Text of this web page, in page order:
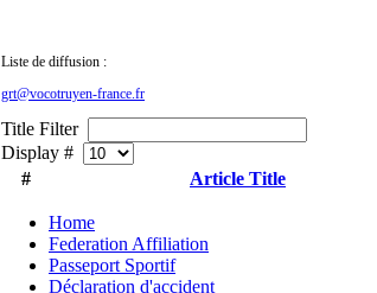
Liste de diffusion :
grt@vocotruyen-france.fr
Title Filter
Display #
#
Article Title
Home
Federation Affiliation
Passeport Sportif
Déclaration d'accident